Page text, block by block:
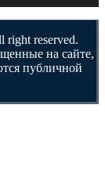
reserved.
на сайте,
публичной